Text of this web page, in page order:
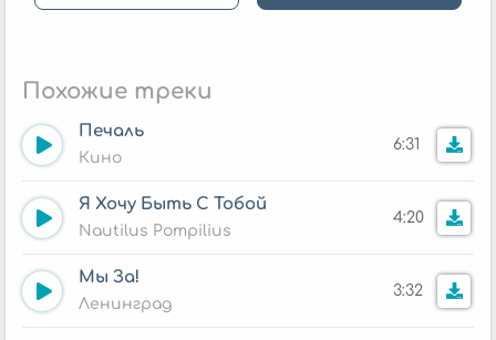
Похожие треки
Печаль
Кино
6:31
Я Хочу Быть С Тобой
Nautilus Pompilius
4:20
Мы За!
Ленинград
3:32